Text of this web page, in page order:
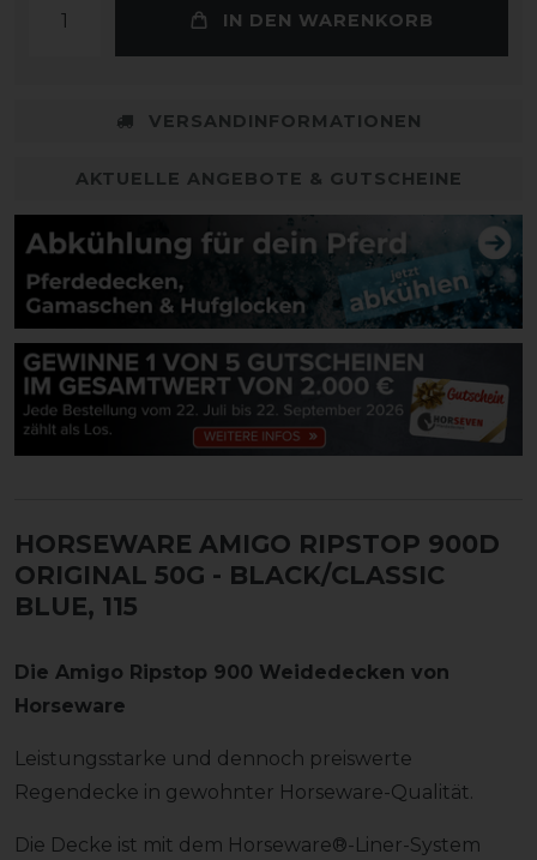
IN DEN WARENKORB
VERSANDINFORMATIONEN
AKTUELLE ANGEBOTE & GUTSCHEINE
HORSEWARE AMIGO RIPSTOP 900D
ORIGINAL 50G - BLACK/CLASSIC
BLUE, 115
Die Amigo Ripstop 900 Weidedecken von
Horseware
Leistungsstarke und dennoch preiswerte
Regendecke in gewohnter Horseware-Qualität.
Die Decke ist mit dem Horseware®-Liner-System